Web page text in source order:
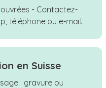
- Contactez-
téléphone ou e-mail.
en Suisse
: gravure ou